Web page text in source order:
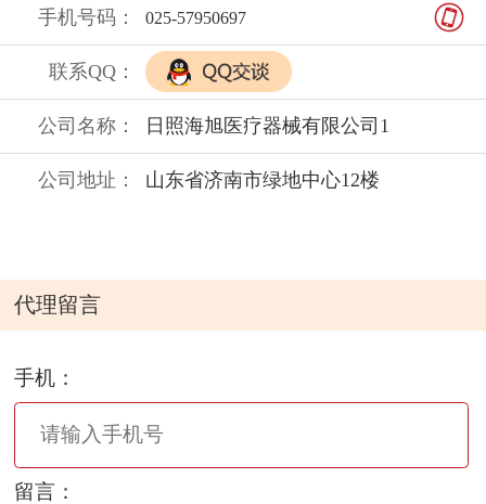
手机号码： 025-57950697
联系QQ：
公司名称： 日照海旭医疗器械有限公司1
公司地址： 山东省济南市绿地中心12楼
代理留言
手机：
留言：